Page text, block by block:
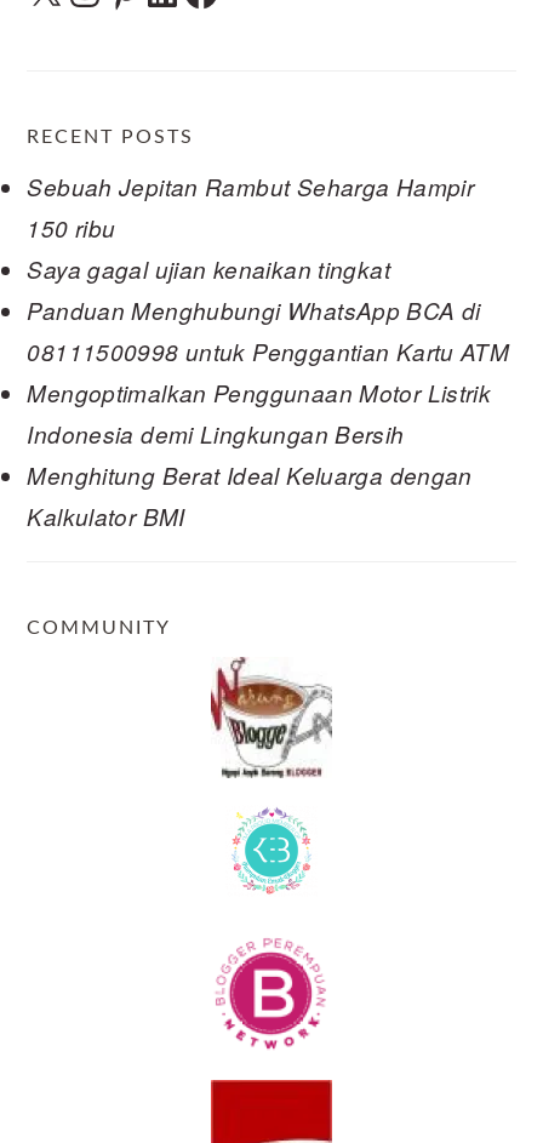
RECENT POSTS
Sebuah Jepitan Rambut Seharga Hampir
150 ribu
Saya gagal ujian kenaikan tingkat
Panduan Menghubungi WhatsApp BCA di
08111500998 untuk Penggantian Kartu ATM
Mengoptimalkan Penggunaan Motor Listrik
Indonesia demi Lingkungan Bersih
Menghitung Berat Ideal Keluarga dengan
Kalkulator BMI
COMMUNITY